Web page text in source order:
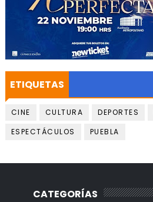
ETIQUETAS
CINE CULTURA DEPORTES
ESPECTÁCULOS
PUEBLA
CATEGORÍAS